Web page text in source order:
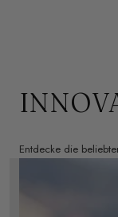
Entdecke die